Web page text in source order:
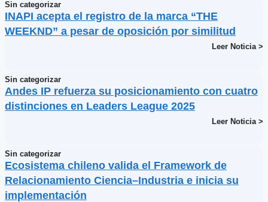
Sin categorizar
INAPI acepta el registro de la marca “THE
WEEKND” a pesar de oposición por similitud
Leer Noticia >
Sin categorizar
Andes IP refuerza su posicionamiento con cuatro
distinciones en Leaders League 2025
Leer Noticia >
Sin categorizar
Ecosistema chileno valida el Framework de
Relacionamiento Ciencia–Industria e inicia su
implementación